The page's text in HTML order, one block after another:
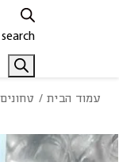
עמוד הבית/